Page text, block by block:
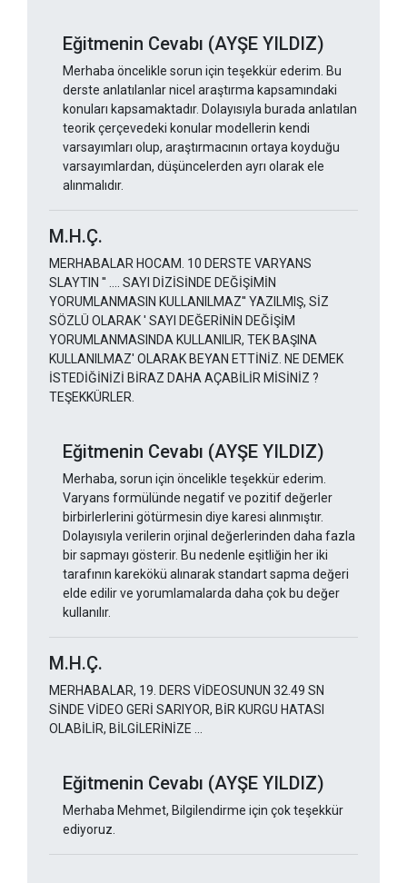
Eğitmenin Cevabı (AYŞE YILDIZ)
Merhaba öncelikle sorun için teşekkür ederim. Bu
derste anlatılanlar nicel araştırma kapsamındaki
konuları kapsamaktadır. Dolayısıyla burada anlatılan
teorik çerçevedeki konular modellerin kendi
varsayımları olup, araştırmacının ortaya koyduğu
varsayımlardan, düşüncelerden ayrı olarak ele
alınmalıdır.
M.H.Ç.
MERHABALAR HOCAM. 10 DERSTE VARYANS
SLAYTIN '' .... SAYI DİZİSİNDE DEĞİŞİMİN
YORUMLANMASIN KULLANILMAZ'' YAZILMIŞ, SİZ
SÖZLÜ OLARAK ' SAYI DEĞERİNİN DEĞİŞİM
YORUMLANMASINDA KULLANILIR, TEK BAŞINA
KULLANILMAZ' OLARAK BEYAN ETTİNİZ. NE DEMEK
İSTEDİĞİNİZİ BİRAZ DAHA AÇABİLİR MİSİNİZ ?
TEŞEKKÜRLER.
Eğitmenin Cevabı (AYŞE YILDIZ)
Merhaba, sorun için öncelikle teşekkür ederim.
Varyans formülünde negatif ve pozitif değerler
birbirlerlerini götürmesin diye karesi alınmıştır.
Dolayısıyla verilerin orjinal değerlerinden daha fazla
bir sapmayı gösterir. Bu nedenle eşitliğin her iki
tarafının karekökü alınarak standart sapma değeri
elde edilir ve yorumlamalarda daha çok bu değer
kullanılır.
M.H.Ç.
MERHABALAR, 19. DERS VİDEOSUNUN 32.49 SN
SİNDE VİDEO GERİ SARIYOR, BİR KURGU HATASI
OLABİLİR, BİLGİLERİNİZE ...
Eğitmenin Cevabı (AYŞE YILDIZ)
Merhaba Mehmet, Bilgilendirme için çok teşekkür
ediyoruz.